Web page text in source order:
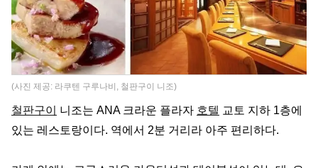
(사진 제공: 라쿠텐 구루나비, 철판구이 니조)
철판구이 니조는 ANA 크라운 플라자 호텔 교토 지하 1층에
있는 레스토랑이다. 역에서 2분 거리라 아주 편리하다.